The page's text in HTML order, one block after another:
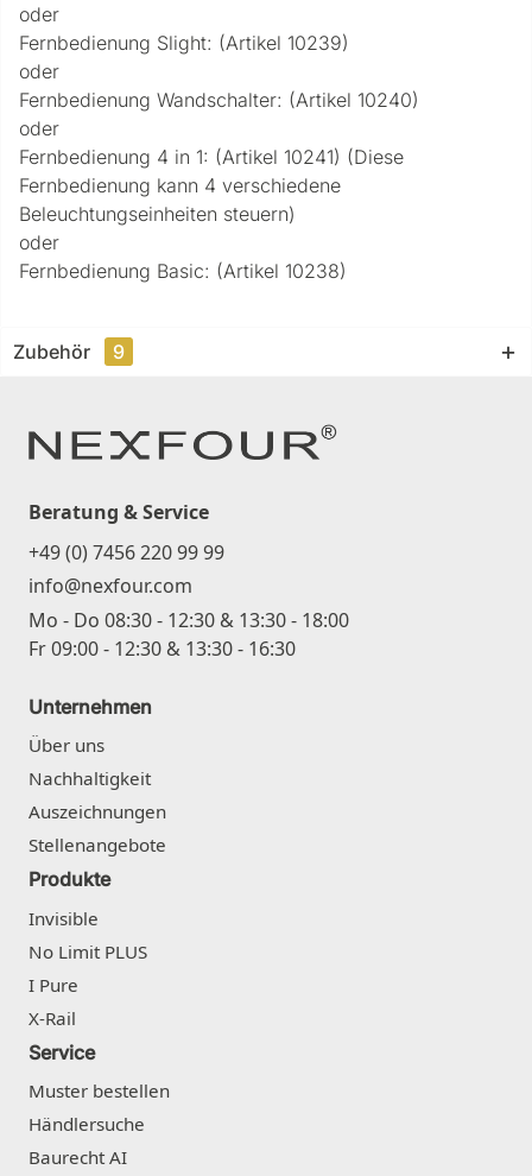
oder
Fernbedienung Slight: (Artikel 10239)
oder
Fernbedienung Wandschalter: (Artikel 10240)
oder
Fernbedienung 4 in 1: (Artikel 10241) (Diese
Fernbedienung kann 4 verschiedene
Beleuchtungseinheiten steuern)
oder
Fernbedienung Basic: (Artikel 10238)
Zubehör 9
Beratung & Service
+49 (0) 7456 220 99 99
info@nexfour.com
Mo - Do 08:30 - 12:30 & 13:30 - 18:00
Fr 09:00 - 12:30 & 13:30 - 16:30
Unternehmen
Über uns
Nachhaltigkeit
Auszeichnungen
Stellenangebote
Produkte
Invisible
No Limit PLUS
I Pure
X-Rail
Service
Muster bestellen
Händlersuche
Baurecht AI